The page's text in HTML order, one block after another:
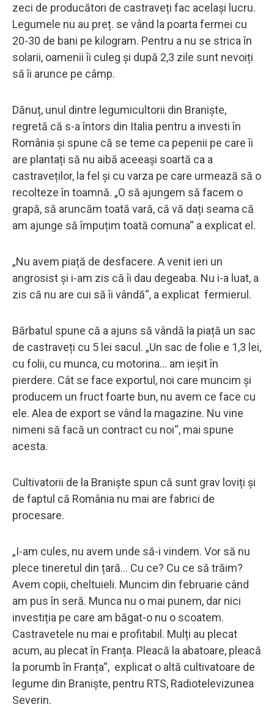
zeci de producători de castraveți fac același lucru.
Legumele nu au preț. se vând la poarta fermei cu
20-30 de bani pe kilogram. Pentru a nu se strica în
solarii, oamenii îi culeg și după 2,3 zile sunt nevoiți
să îi arunce pe câmp.
Dănuț, unul dintre legumicultorii din Braniște,
regretă că s-a întors din Italia pentru a investi în
România și spune că se teme ca pepenii pe care îi
are plantați să nu aibă aceeași soartă ca a
castraveților, la fel și cu varza pe care urmează să o
recolteze în toamnă. „O să ajungem să facem o
grapă, să aruncăm toată vară, că vă dați seama că
am ajunge să împuțim toată comuna“ a explicat el.
„Nu avem piață de desfacere. A venit ieri un
angrosist și i-am zis că îi dau degeaba. Nu i-a luat, a
zis că nu are cui să îi vândă“, a explicat fermierul.
Bărbatul spune că a ajuns să vândă la piață un sac
de castraveți cu 5 lei sacul. „Un sac de folie e 1,3 lei,
cu folii, cu munca, cu motorina... am ieșit în
pierdere. Cât se face exportul, noi care muncim și
producem un fruct foarte bun, nu avem ce face cu
ele. Alea de export se vând la magazine. Nu vine
nimeni să facă un contract cu noi“, mai spune
acesta.
Cultivatorii de la Braniște spun că sunt grav loviți și
de faptul că România nu mai are fabrici de
procesare.
„I-am cules, nu avem unde să-i vindem. Vor să nu
plece tineretul din țară... Cu ce? Cu ce să trăim?
Avem copii, cheltuieli. Muncim din februarie când
am pus în seră. Munca nu o mai punem, dar nici
investiția pe care am băgat-o nu o scoatem.
Castravetele nu mai e profitabil. Mulți au plecat
acum, au plecat în Franța. Pleacă la abatoare, pleacă
la porumb în Franța“, explicat o altă cultivatoare de
legume din Braniște, pentru RTS, Radiotelevizunea
Severin.